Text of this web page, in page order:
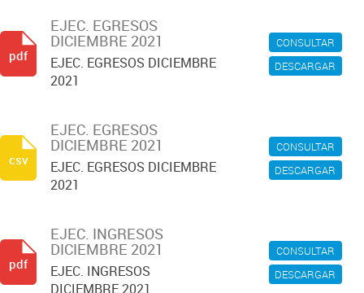
CONSULTAR
DESCARGAR
EJEC. EGRESOS
DICIEMBRE 2021
EJEC. EGRESOS DICIEMBRE
2021
pdf
CONSULTAR
DESCARGAR
EJEC. EGRESOS
DICIEMBRE 2021
EJEC. EGRESOS DICIEMBRE
2021
csv
CONSULTAR
DESCARGAR
EJEC. INGRESOS
DICIEMBRE 2021
EJEC. INGRESOS
DICIEMBRE 2021
pdf